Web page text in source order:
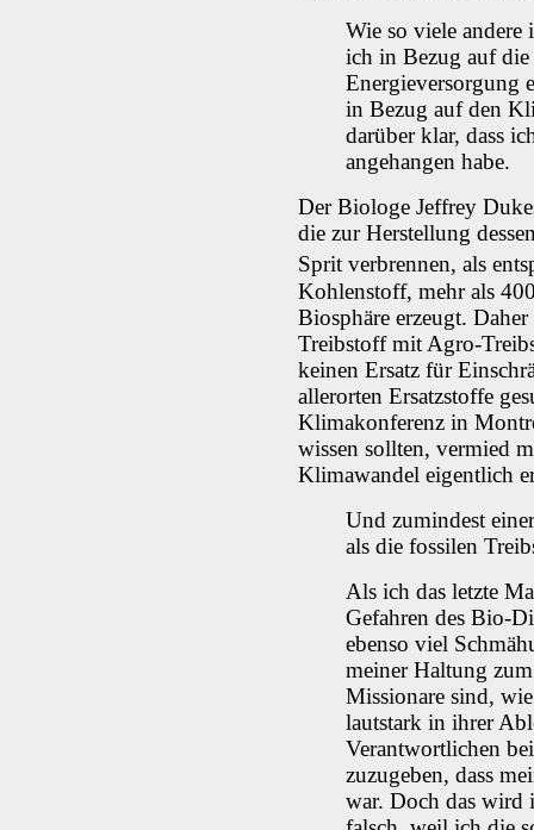
Wie so viele
ich in Bezug auf die
Energieversorgung
in Bezug auf den
darüber klar, dass
angehangen habe.
Der Biologe Jeffrey
die zur Herstellung
Sprit verbrennen, als
Kohlenstoff, mehr als
Biosphäre erzeugt.
Treibstoff mit Agro-
keinen Ersatz für
allerorten Ersatzstoffe
Klimakonferenz in
wissen sollten, vermied
Klimawandel eigentlich
Und zumindest
als die fossilen
Als ich das letzte
Gefahren des Bio-
ebenso viel
meiner Haltung
Missionare sind,
lautstark in ihrer
Verantwortlichen
zuzugeben, dass
war. Doch das wird